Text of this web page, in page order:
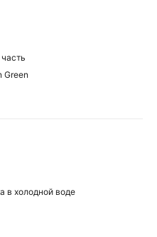
Green
в холодной воде